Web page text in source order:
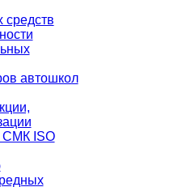
средств
автошкол
СМК ISO